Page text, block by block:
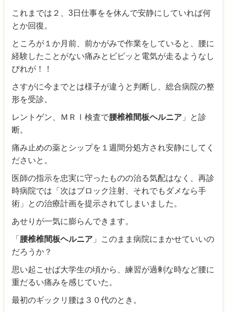
これまでは２、3日仕事をを休んで安静にしていれば何
とか回復。
ところが１か月前、前かがみで作業をしていると、腰に
経験したことがない痛みとビビッと電気が走るようなし
びれが！！
さすがに今までとは様子が違うと判断し、総合病院の整
形を受診。
レントゲン、ＭＲⅠ検査で腰椎椎間板ヘルニア 」と診
断。
痛み止めの薬とシップを１週間分処方され安静にしてく
ださいと。
医師の指示を忠実に守ったものの治る気配はなく、再診
時病院では「次はブロック注射、それでもダメなら手
術」との治療計画を提示されてしまいました。
あせりが一気に膨らんできます。
「 腰椎椎間板ヘルニア 」このまま病院にまかせていいの
だろうか？
思い起こせば大学生の頃から、練習が過剰な時など腰に
重だるい痛みを感じていた。
最初のギックリ腰は３０代のとき。